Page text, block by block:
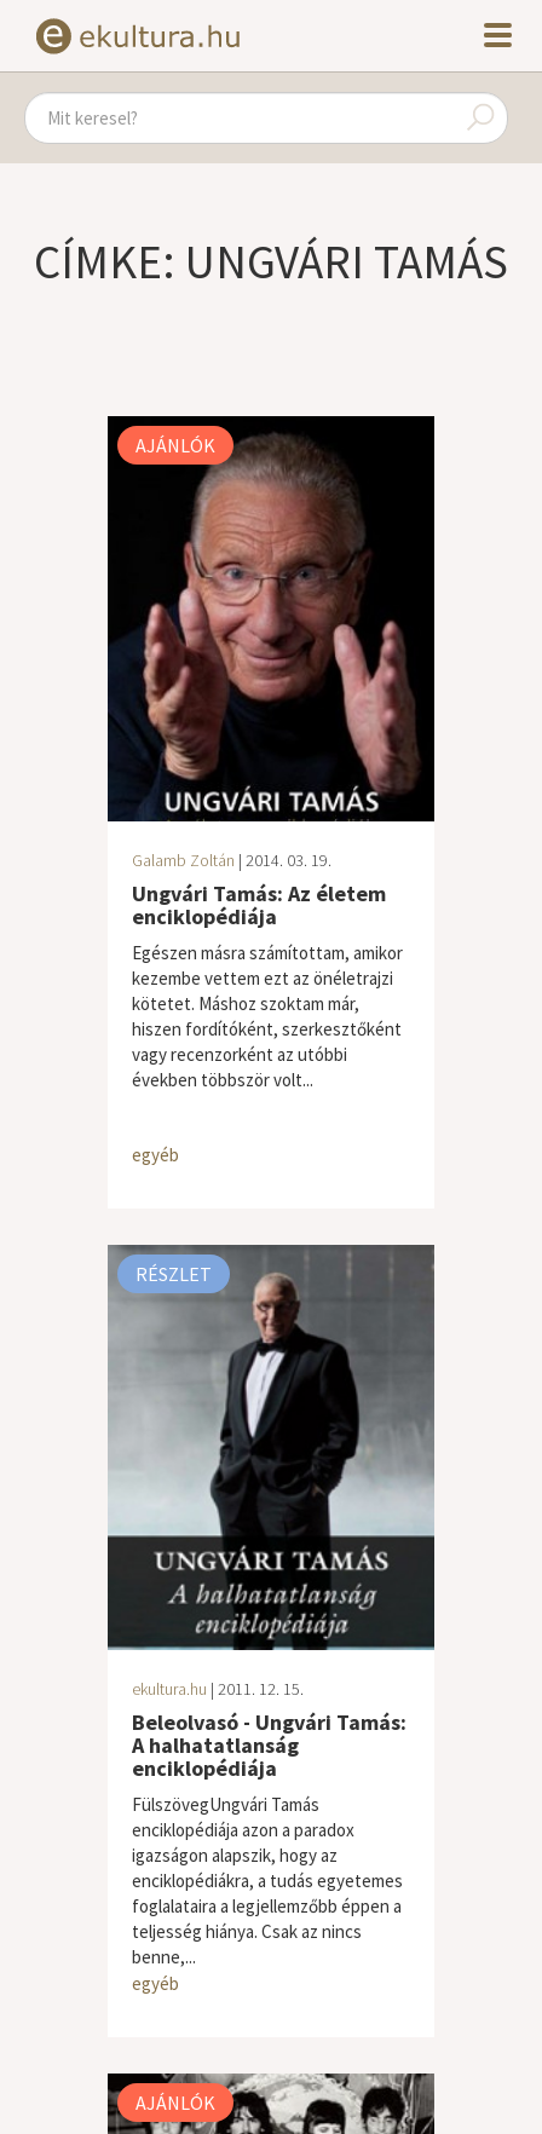
CÍMKE: UNGVÁRI TAMÁS
AJÁNLÓK
Galamb Zoltán | 2014. 03. 19.
Ungvári Tamás: Az életem
enciklopédiája
Egészen másra számítottam, amikor
kezembe vettem ezt az önéletrajzi
kötetet. Máshoz szoktam már,
hiszen fordítóként, szerkesztőként
vagy recenzorként az utóbbi
években többször volt...
egyéb
RÉSZLET
ekultura.hu | 2011. 12. 15.
Beleolvasó - Ungvári Tamás:
A halhatatlanság
enciklopédiája
FülszövegUngvári Tamás
enciklopédiája azon a paradox
igazságon alapszik, hogy az
enciklopédiákra, a tudás egyetemes
foglalataira a legjellemzőbb éppen a
teljesség hiánya. Csak az nincs
benne,...
egyéb
AJÁNLÓK